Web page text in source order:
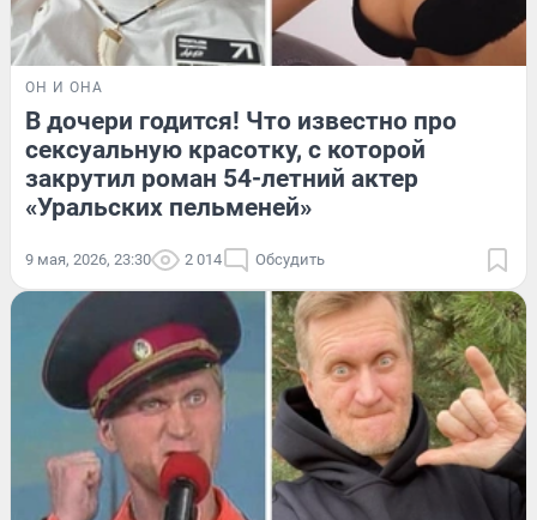
ОН И ОНА
В дочери годится! Что известно про
сексуальную красотку, с которой
закрутил роман 54-летний актер
«Уральских пельменей»
9 мая, 2026, 23:30 2 014 Обсудить